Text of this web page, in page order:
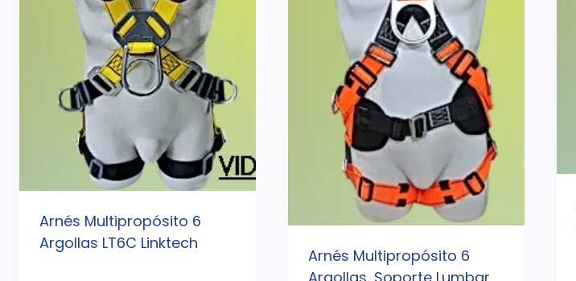
Arnés Multipropósito 6
Argollas LT6C Linktech
Arnés Multipropósito 6